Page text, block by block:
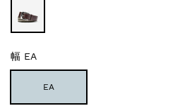
幅 EA
EA